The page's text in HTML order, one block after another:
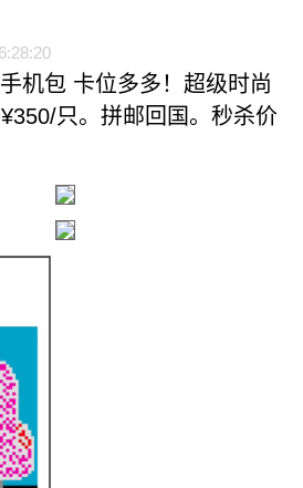
机包 卡位多多！超级时尚
只。拼邮回国。秒杀价